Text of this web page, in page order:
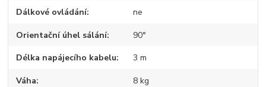
Dálkové ovládání ne
Orientační úhel sálání 90°
Délka napájecího kabelu 3 m
Váha 8 kg